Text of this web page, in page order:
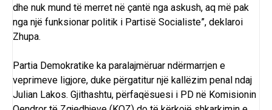
dhe nuk mund të merret në çantë nga askush, aq më pak
nga një funksionar politik i Partisë Socialiste”, deklaroi
Zhupa.
Partia Demokratike ka paralajmëruar ndërmarrjen e
veprimeve ligjore, duke përgatitur një kallëzim penal ndaj
Julian Lakos. Gjithashtu, përfaqësuesi i PD në Komisionin